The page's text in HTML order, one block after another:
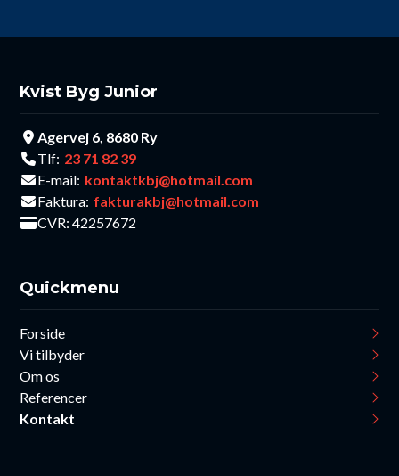
Kvist Byg Junior
Agervej 6, 8680 Ry
Tlf: 23 71 82 39
E-mail: kontaktkbj@hotmail.com
Faktura: fakturakbj@hotmail.com
CVR: 42257672
Quickmenu
Forside
Vi tilbyder
Om os
Referencer
Kontakt